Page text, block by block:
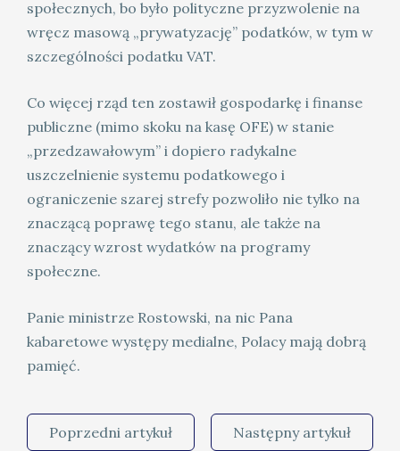
społecznych, bo było polityczne przyzwolenie na
wręcz masową „prywatyzację” podatków, w tym w
szczególności podatku VAT.
Co więcej rząd ten zostawił gospodarkę i finanse
publiczne (mimo skoku na kasę OFE) w stanie
„przedzawałowym” i dopiero radykalne
uszczelnienie systemu podatkowego i
ograniczenie szarej strefy pozwoliło nie tylko na
znaczącą poprawę tego stanu, ale także na
znaczący wzrost wydatków na programy
społeczne.
Panie ministrze Rostowski, na nic Pana
kabaretowe występy medialne, Polacy mają dobrą
pamięć.
Poprzedni artykuł Następny artykuł